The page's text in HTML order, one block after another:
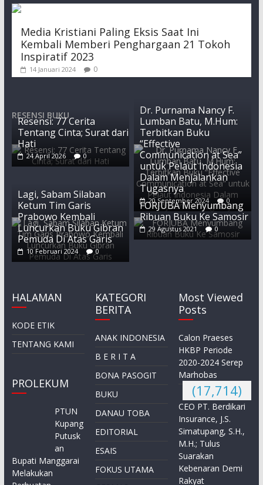
Media Kristiani Paling Eksis Saat Ini
Kembali Memberi Penghargaan 21 Tokoh
Inspiratif 2023
14 Januari 2024 0
RESENSI BUKU
Resensi: 77 Cerita
Tentang Cinta; Surat dari
Hati
24 April 2026 0
Dr. Purnama Nancy F.
Lumban Batu, M.Hum:
Terbitkan Buku
“Effective
Communication at Sea”
untuk Pelaut Indonesia
Dalam Menjalankan
Tugasnya
20 September 2024 0
Lagi, Sabam Silaban
Ketum Tim Garis
Prabowo Kembali
Luncurkan Buku Gibran
Pemuda Di Atas Garis
10 Februari 2024 0
FORJUBA Menyumbang
Ribuan Buku Ke Samosir
29 Agustus 2021 0
HALAMAN
KODE ETIK
TENTANG KAMI
PROLEKUM
PTUN
Kupang
Putusk
an
Bupati Manggarai
Melakukan
KATEGORI
BERITA
ANAK INDONESIA
B E R I T A
BONA PASOGIT
BUKU
DANAU TOBA
EDITORIAL
ESAIS
FOKUS UTAMA
Most Viewed
Posts
Calon Praeses
HKBP Periode
2020-2024 Serep
Marhobas
(17,714)
CEO PT. Berdikari
Insurance, J.S.
Simatupang, S.H.,
M.H.; Tulus
Suarakan
Kebenaran Demi
Rakyat